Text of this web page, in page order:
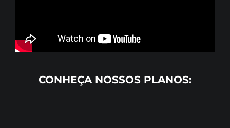
CONHEÇA NOSSOS PLANOS: